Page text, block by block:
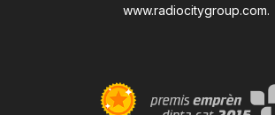
www.radiocitygroup.com.